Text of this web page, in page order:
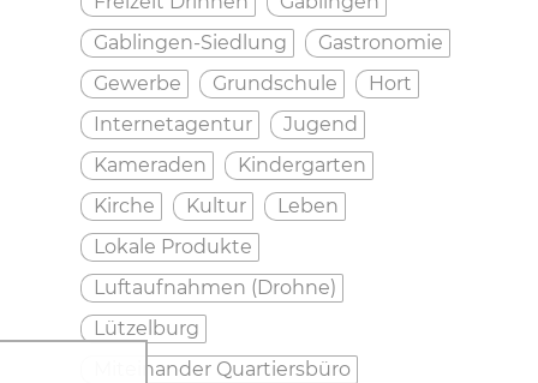
Gablingen-Siedlung
Gastronomie
Gewerbe
Grundschule
Hort
Internetagentur
Jugend
Kameraden
Kindergarten
Kirche
Kultur
Leben
Lokale Produkte
Luftaufnahmen (Drohne)
Lützelburg
Miteinander Quartiersbüro